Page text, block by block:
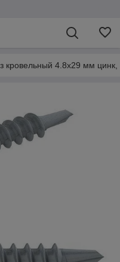
кровельный 4.8х29 мм